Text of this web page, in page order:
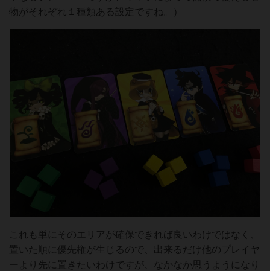
物がそれぞれ１種類ある設定ですね。）
これも単にそのエリアが確保できれば良いわけではなく、
置いた順に優先権が生じるので、出来るだけ他のプレイヤ
ーより先に置きたいわけですが、なかなか思うようになり